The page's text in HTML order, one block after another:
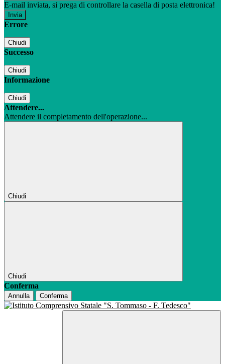
E-mail inviata, si prega di controllare la casella di posta elettronica!
Errore
Chiudi
Successo
Chiudi
Informazione
Chiudi
Attendere...
Attendere il completamento dell'operazione...
Chiudi
Chiudi
Conferma
Annulla Conferma